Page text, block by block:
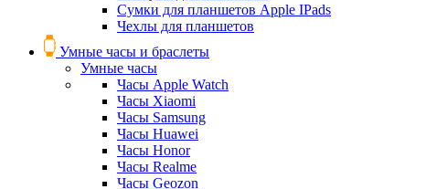
Сумки для планшетов Apple IPads
Чехлы для планшетов
Умные часы и браслеты
Умные часы
Часы Apple Watch
Часы Xiaomi
Часы Samsung
Часы Huawei
Часы Honor
Часы Realme
Часы Geozon